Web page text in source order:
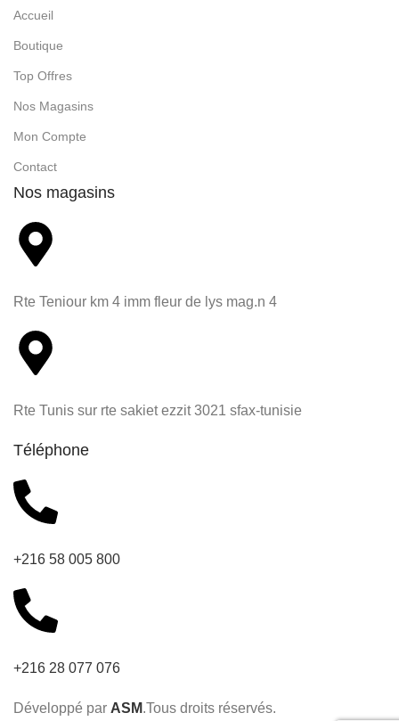
Accueil
Boutique
Top Offres
Nos Magasins
Mon Compte
Contact
Nos magasins
Rte Teniour km 4 imm fleur de lys mag.n 4
Rte Tunis sur rte sakiet ezzit 3021 sfax-tunisie
Téléphone
+216 58 005 800
+216 28 077 076
Développé par ASM.Tous droits réservés.